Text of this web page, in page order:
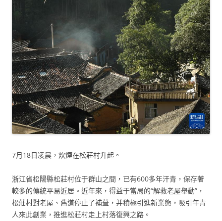
7月18日凌晨，炊煙在松莊村升起。
浙江省松陽縣松莊村位于群山之間，已有600多年汗青，保存著
較多的傳統平易近居。近年來，得益于當局的“解救老屋舉動”，
松莊村對老屋、舊道停止了補葺，并積極引進新業態，吸引年青
人來此創業，推進松莊村走上村落復興之路。